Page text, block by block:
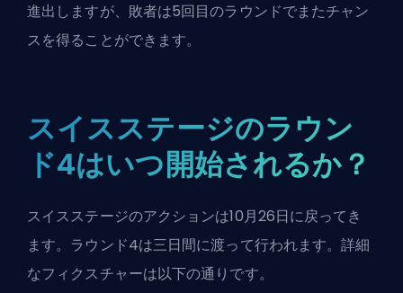
進出しますが、敗者は5回目のラウンドでまたチャン
スを得ることができます。
スイスステージのラウン
ド4はいつ開始されるか？
スイスステージのアクションは10月26日に戻ってき
ます。ラウンド4は三日間に渡って行われます。詳細
なフィクスチャーは以下の通りです。